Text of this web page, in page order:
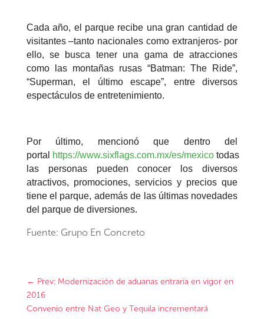
Cada año, el parque recibe una gran cantidad de
visitantes –tanto nacionales como extranjeros- por
ello, se busca tener una gama de atracciones
como las montañas rusas “Batman: The Ride”,
“Superman, el último escape”, entre diversos
espectáculos de entretenimiento.
Por último, mencionó que dentro del
portal
https://www.sixflags.com.mx/es/mexico todas
las personas pueden conocer los diversos
atractivos, promociones, servicios y precios que
tiene el parque, además de las últimas novedades
del parque de diversiones.
Fuente: Grupo En Concreto
← Prev: Modernización de aduanas entraría en vigor en
2016
Convenio entre Nat Geo y Tequila incrementará